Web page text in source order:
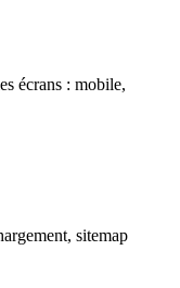
écrans : mobile,
sitemap